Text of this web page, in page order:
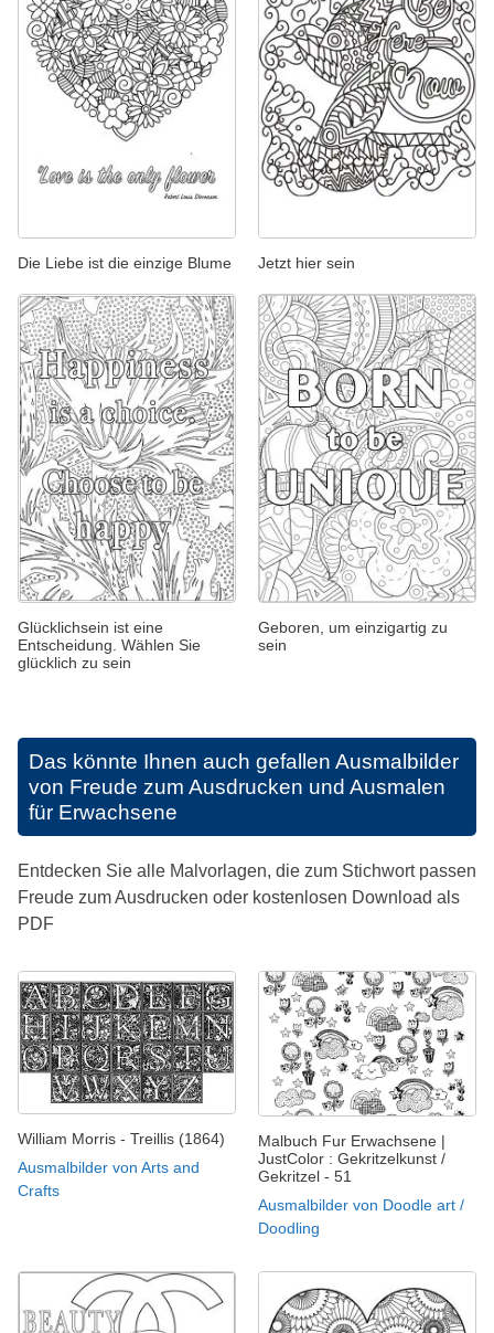
Die Liebe ist die einzige Blume Jetzt hier sein
Glücklichsein ist eine
Entscheidung. Wählen Sie
glücklich zu sein
Geboren, um einzigartig zu
sein
Das könnte Ihnen auch gefallen Ausmalbilder
von Freude zum Ausdrucken und Ausmalen
für Erwachsene
Entdecken Sie alle Malvorlagen, die zum Stichwort passen
Freude zum Ausdrucken oder kostenlosen Download als
PDF
William Morris - Treillis (1864)
Ausmalbilder von Arts and
Crafts
Malbuch Fur Erwachsene |
JustColor : Gekritzelkunst /
Gekritzel - 51
Ausmalbilder von Doodle art /
Doodling